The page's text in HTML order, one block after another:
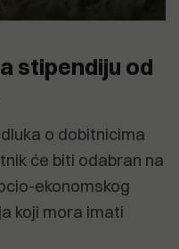
stipendiju od
o dobitnicima
će biti odabran na
ekonomskog
koji mora imati